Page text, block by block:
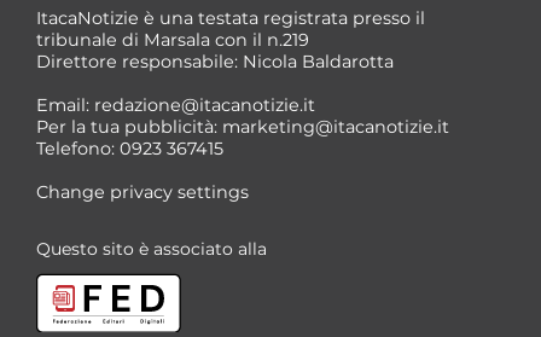
*
ItacaNotizie è una testata registrata presso il
tribunale di Marsala con il n.219
Direttore responsabile: Nicola Baldarotta
Email: redazione@itacanotizie.it
Per la tua pubblicità: marketing@itacanotizie.it
Telefono: 0923 367415
Change privacy settings
Questo sito è associato alla